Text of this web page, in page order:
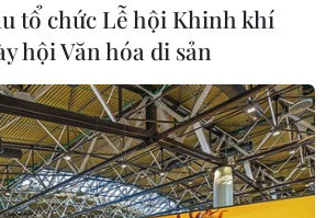
tổ chức Lễ hội Khinh khí
hội Văn hóa di sản